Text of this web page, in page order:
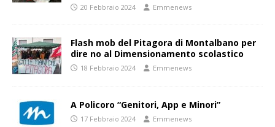
20 Febbraio 2024 Emmenews
Flash mob del Pitagora di Montalbano per
dire no al Dimensionamento scolastico
18 Febbraio 2024 Emmenews
A Policoro “Genitori, App e Minori”
17 Febbraio 2024 Emmenews